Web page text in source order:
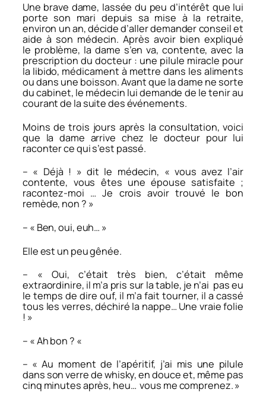
Une brave dame, lassée du peu d’intérêt que lui
porte son mari depuis sa mise à la retraite,
environ un an, décide d’aller demander conseil et
aide à son médecin. Après avoir bien expliqué
le problème, la dame s’en va, contente, avec la
prescription du docteur : une pilule miracle pour
la libido, médicament à mettre dans les aliments
ou dans une boisson. Avant que la dame ne sorte
du cabinet, le médecin lui demande de le tenir au
courant de la suite des événements.
Moins de trois jours après la consultation, voici
que la dame arrive chez le docteur pour lui
raconter ce qui s’est passé.
– « Déjà ! » dit le médecin, « vous avez l’air
contente, vous êtes une épouse satisfaite ;
racontez-moi … Je crois avoir trouvé le bon
remède, non ? »
– « Ben, oui, euh… »
Elle est un peu gênée.
– « Oui, c’était très bien, c’était même
extraordinire, il m’a pris sur la table, je n’ai pas eu
le temps de dire ouf, il m’a fait tourner, il a cassé
tous les verres, déchiré la nappe… Une vraie folie
! »
– « Ah bon ? «
– « Au moment de l’apéritif, j’ai mis une pilule
dans son verre de whisky, en douce et, même pas
cinq minutes après, heu… vous me comprenez. »